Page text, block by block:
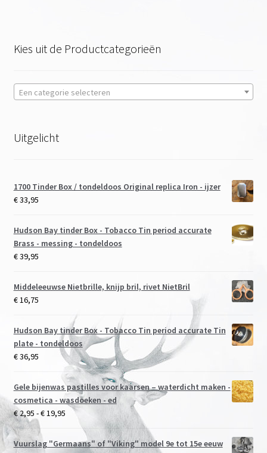
Kies uit de Productcategorieën
Een categorie selecteren
Uitgelicht
1700 Tinder Box / tondeldoos Original replica Iron - ijzer
€33,95
Hudson Bay tinder Box - Tobacco Tin period accurate
Brass - messing - tondeldoos
€39,95
Middeleeuwse Nietbrille, knijp bril, rivet NietBril
€16,75
Hudson Bay tinder Box - Tobacco Tin period accurate Tin
plate - tondeldoos
€36,95
Gele bijenwas pastilles voor kaarsen – waterdicht maken -
cosmetica - wasdoeken - ed
€2,95 -€19,95Prijsklasse:
€ 2,95
Vuurslag "Germaans" of "Viking" model 9e tot 15e eeuw